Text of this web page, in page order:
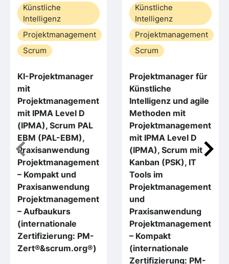
Künstliche
Intelligenz
Projektmanagement
Scrum
KI-Projektmanager
mit
Projektmanagement
mit IPMA Level D
(IPMA), Scrum PAL
EBM (PAL-EBM),
Praxisanwendung
Projektmanagement
– Kompakt und
Praxisanwendung
Projektmanagement
– Aufbaukurs
(internationale
Zertifizierung: PM-
Zert®&scrum.org®)
Künstliche
Intelligenz
Projektmanagement
Scrum
Projektmanager für
Künstliche
Intelligenz und agile
Methoden mit
Projektmanagement
mit IPMA Level D
(IPMA), Scrum mit
Kanban (PSK), IT
Tools im
Projektmanagement
und
Praxisanwendung
Projektmanagement
– Kompakt
(internationale
Zertifizierung: PM-